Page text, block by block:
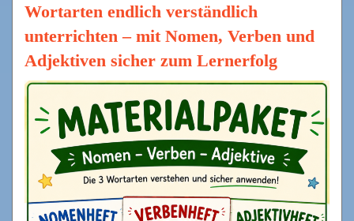
Wortarten endlich verständlich
unterrichten – mit Nomen, Verben und
Adjektiven sicher zum Lernerfolg